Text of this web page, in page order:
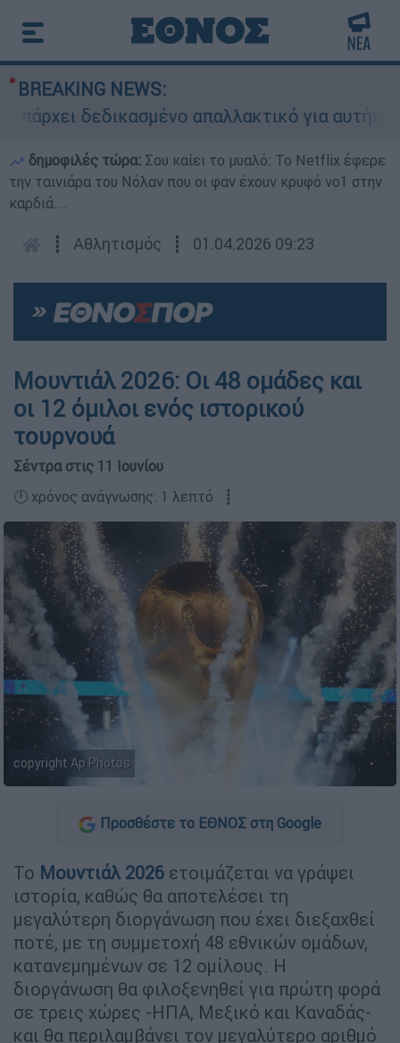
BREAKING NEWS:
δεδικασμένο απαλλακτικό για αυτήν»: Τι
δημοφιλές τώρα: Σου καίει το μυαλό: Το Netflix έφερε
την ταινιάρα του Νόλαν που οι φαν έχουν κρυφό νο1 στην
καρδιά...
┋ Αθλητισμός ┋ 01.04.2026 09:23
Μουντιάλ 2026: Οι 48 ομάδες και
οι 12 όμιλοι ενός ιστορικού
τουρνουά
Σέντρα στις 11 Ιουνίου
🕛 χρόνος ανάγνωσης: 1 λεπτό ┋
copyright Ap Photos
Προσθέστε το ΕΘΝΟΣ στη Google
Το Μουντιάλ 2026 ετοιμάζεται να γράψει
ιστορία, καθώς θα αποτελέσει τη
μεγαλύτερη διοργάνωση που έχει διεξαχθεί
ποτέ, με τη συμμετοχή 48 εθνικών ομάδων,
κατανεμημένων σε 12 ομίλους. Η
διοργάνωση θα φιλοξενηθεί για πρώτη φορά
σε τρεις χώρες -ΗΠΑ, Μεξικό και Καναδάς-
και θα περιλαμβάνει τον μεγαλύτερο αριθμό